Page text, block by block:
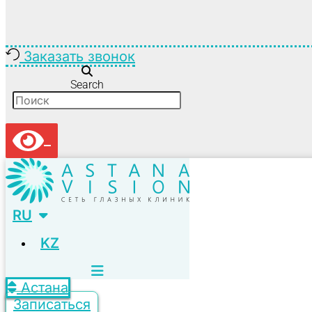
Заказать звонок
Search
RU
KZ
Астана
Записаться